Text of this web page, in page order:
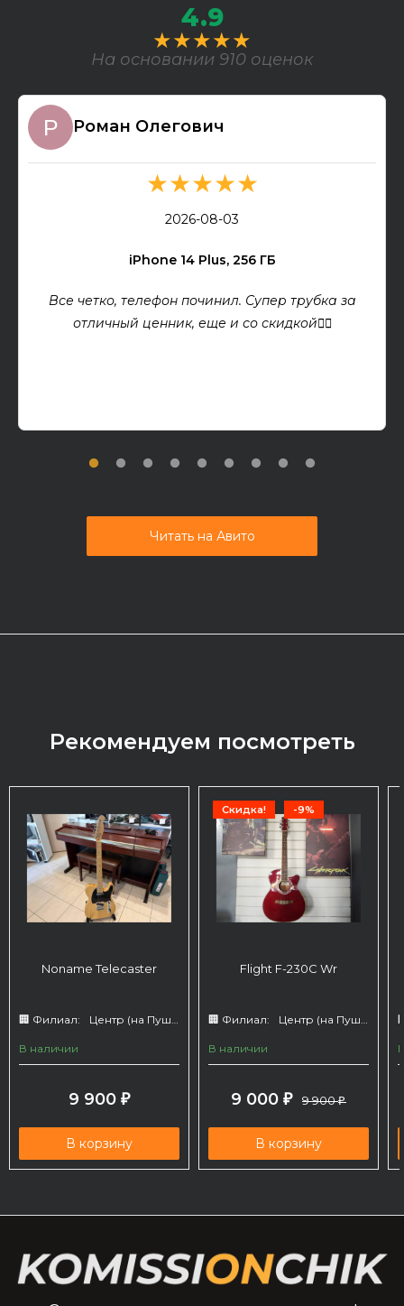
4.9
★★★★★
На основании 910 оценок
Роман Олегович
★★★★★
2026-08-03
iPhone 14 Plus, 256 ГБ
Все четко, телефон починил. Супер трубка за
отличный ценник, еще и со скидкой👍🏻
Читать на Авито
Рекомендуем посмотреть
Noname Telecaster
🏢 Филиал: Центр (на Пушкина 66)
В наличии
9 900 ₽
В корзину
Скидка! -9%
Flight F-230C Wr
🏢 Филиал: Центр (на Пушкина 66)
В наличии
9 000 ₽ 9 900₽
В корзину